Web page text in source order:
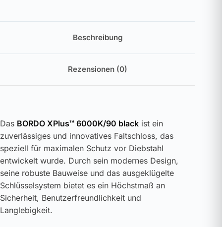
Beschreibung
Rezensionen (0)
Das BORDO XPlus™ 6000K/90 black ist ein
zuverlässiges und innovatives Faltschloss, das
speziell für maximalen Schutz vor Diebstahl
entwickelt wurde. Durch sein modernes Design,
seine robuste Bauweise und das ausgeklügelte
Schlüsselsystem bietet es ein Höchstmaß an
Sicherheit, Benutzerfreundlichkeit und
Langlebigkeit.